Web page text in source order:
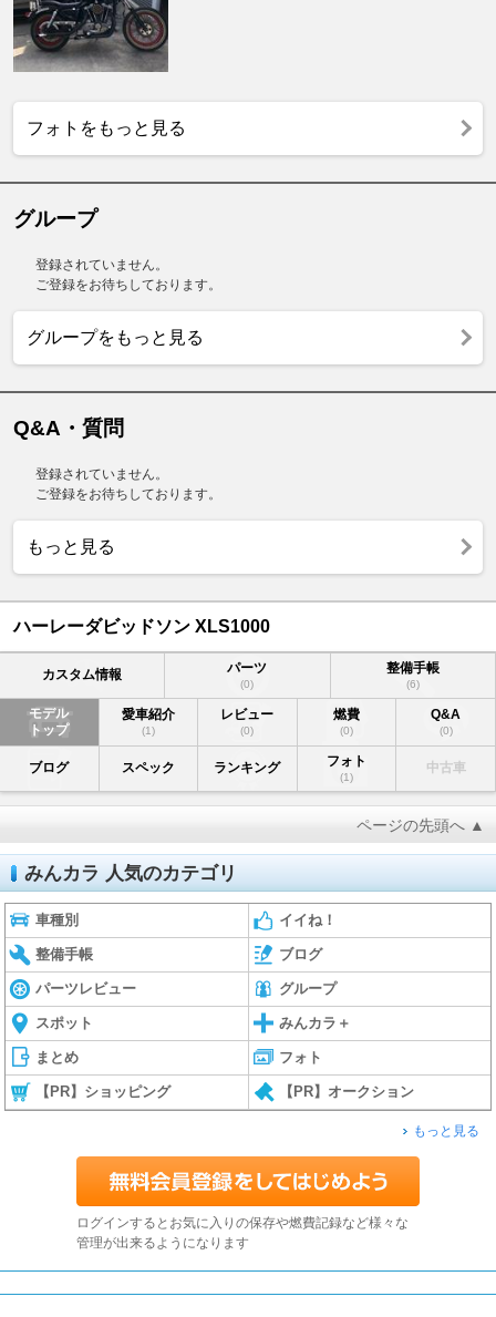
フォトをもっと見る
グループ
登録されていません。
ご登録をお待ちしております。
グループをもっと見る
Q&A・質問
登録されていません。
ご登録をお待ちしております。
もっと見る
ハーレーダビッドソン XLS1000
カスタム情報 パーツ
(0)
整備手帳
(6)
モデル
トップ
愛車紹介
(1)
レビュー
(0)
燃費
(0)
Q&A
(0)
ブログ スペック ランキング フォト
(1)
中古車
ページの先頭へ ▲
みんカラ 人気のカテゴリ
車種別 イイね！
整備手帳 ブログ
パーツレビュー グループ
スポット みんカラ＋
まとめ フォト
【PR】ショッピング 【PR】オークション
もっと見る
ログインするとお気に入りの保存や燃費記録など様々な
管理が出来るようになります